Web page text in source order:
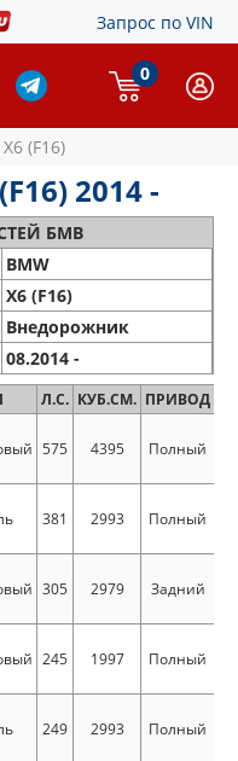
Запрос по VIN
0
X6 (F16)
2014 -
БМВ
BMW
X6 (F16)
Внедорожник
08.2014 -
Л.С. КУБ.СМ. ПРИВОД
575 4395 Полный
381 2993 Полный
305 2979 Задний
245 1997 Полный
249 2993 Полный